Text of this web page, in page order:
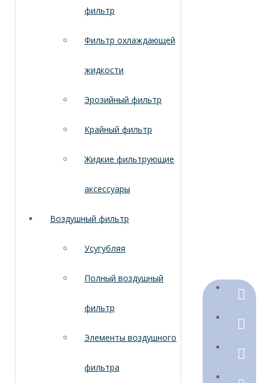
фильтр
Фильтр охлаждающей
жидкости
Эрозийный фильтр
Крайный фильтр
Жидкие фильтрующие
аксессуары
Воздушный фильтр
Усугубляя
Полный воздушный
фильтр
Элементы воздушного
фильтра
+86-